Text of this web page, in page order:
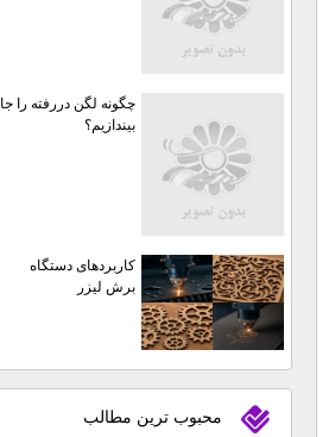
چگونه لگن دررفته را جا
بیندازیم؟
کاربردهای دستگاه
برش لیزر
محبوب ترين مطالب